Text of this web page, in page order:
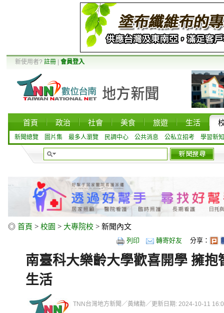
新使用者? 註冊 會員登入
首頁 政治 社會 美食 旅遊 生活
新聞總覽 圖片集 最多人瀏覽 民調中心 公共消息 公私立招考 學習新知
◎ 首頁 > 校園 > 大專院校 > 新聞內文
列印 轉寄好友 分享：
南臺科大樂齡大學歡喜開學 擁抱
生活
TNN台灣地方新聞／黃緒勳／更新日期: 2024-10-11